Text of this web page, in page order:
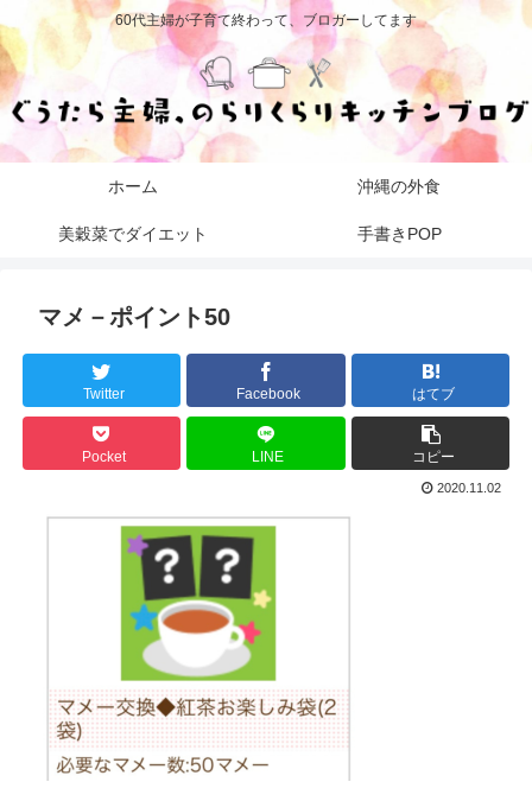
60代主婦が子育て終わって、ブロガーしてます
ホーム 沖縄の外食
美穀菜でダイエット 手書きPOP
マメ－ポイント50
Twitter Facebook はてブ
Pocket LINE コピー
2020.11.02